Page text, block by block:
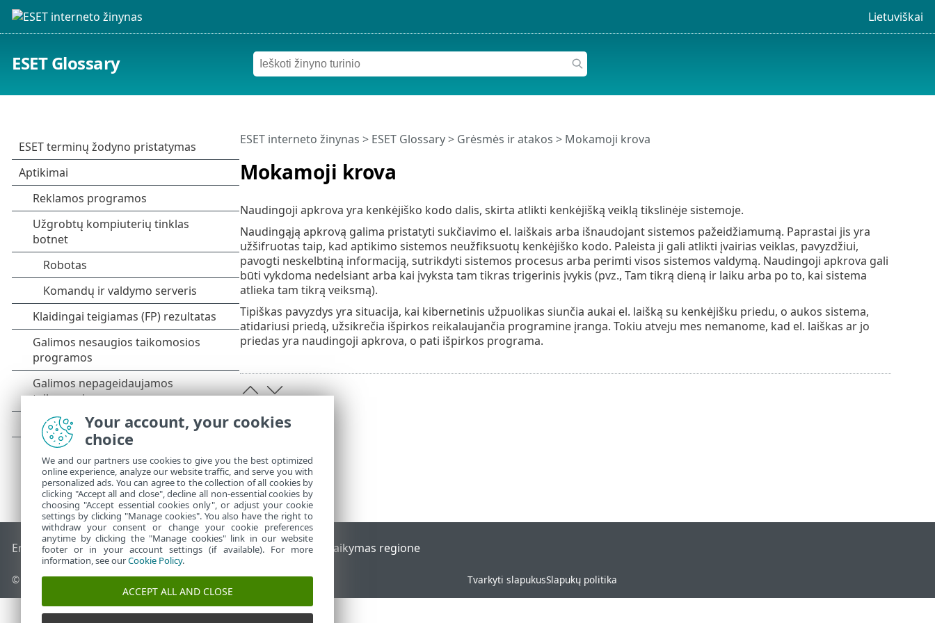
Lietuviškai
ESET Glossary
Mokamoji krova
ESET interneto žinynas > ESET Glossary> Grėsmės ir atakos > Mokamoji krova
Naudingoji apkrova yra kenkėjiško kodo dalis, skirta atlikti kenkėjišką veiklą tikslinėje sistemoje.
Naudingąją apkrovą galima pristatyti sukčiavimo el. laiškais arba išnaudojant sistemos pažeidžiamumą. Paprastai jis yra
užšifruotas taip, kad aptikimo sistemos neužfiksuotų kenkėjiško kodo. Paleista ji gali atlikti įvairias veiklas, pavyzdžiui,
pavogti neskelbtiną informaciją, sutrikdyti sistemos procesus arba perimti visos sistemos valdymą. Naudingoji apkrova gali
būti vykdoma nedelsiant arba kai įvyksta tam tikras trigerinis įvykis (pvz., Tam tikrą dieną ir laiku arba po to, kai sistema
atlieka tam tikrą veiksmą).
Tipiškas pavyzdys yra situacija, kai kibernetinis užpuolikas siunčia aukai el. laišką su kenkėjišku priedu, o aukos sistema,
atidariusi priedą, užsikrečia išpirkos reikalaujančia programine įranga. Tokiu atveju mes nemanome, kad el. laiškas ar jo
priedas yra naudingoji apkrova, o pati išpirkos programa.
End of Life ESET žinių bazėESET forumas ESET Status Portal Palaikymas regione
© 1992 - 2026 ESET, spol. s r.o. - Visos teisės saugomos. Tvarkyti slapukusSlapukų politika
Your account, your cookies
choice
We and our partners use cookies to give you the best optimized
online experience, analyze our website traffic, and serve you with
personalized ads. You can agree to the collection of all cookies by
clicking "Accept all and close", decline all non-essential cookies by
choosing "Accept essential cookies only", or adjust your cookie
settings by clicking "Manage cookies". You also have the right to
withdraw your consent or change your cookie preferences
anytime by clicking the "Manage cookies" link in our website
footer or in your account settings (if available). For more
information, see ourCookie Policy.
ACCEPT ALL AND CLOSE